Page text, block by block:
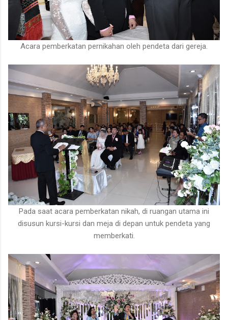
Acara pemberkatan pernikahan oleh pendeta dari gereja.
Pada saat acara pemberkatan nikah, di ruangan utama ini
disusun kursi-kursi dan meja di depan untuk pendeta yang
memberkati.